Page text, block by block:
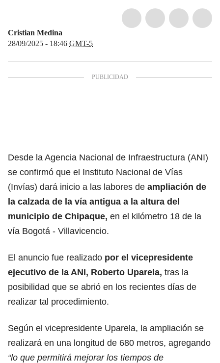
Cristian Medina
28/09/2025 - 18:46 GMT-5
Desde la Agencia Nacional de Infraestructura (ANI)
se confirmó que el Instituto Nacional de Vías
(Invías) dará inicio a las labores de ampliación de
la calzada de la vía antigua a la altura del
municipio de Chipaque, en el kilómetro 18 de la
vía Bogotá - Villavicencio.
El anuncio fue realizado por el vicepresidente
ejecutivo de la ANI, Roberto Uparela, tras la
posibilidad que se abrió en los recientes días de
realizar tal procedimiento.
Según el vicepresidente Uparela, la ampliación se
realizará en una longitud de 680 metros, agregando
“lo que permitirá mejorar los tiempos de